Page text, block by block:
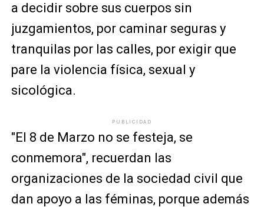
a decidir sobre sus cuerpos sin
juzgamientos, por caminar seguras y
tranquilas por las calles, por exigir que
pare la violencia física, sexual y
sicológica.
PUBLICIDAD
"El 8 de Marzo no se festeja, se
conmemora", recuerdan las
organizaciones de la sociedad civil que
dan apoyo a las féminas, porque además